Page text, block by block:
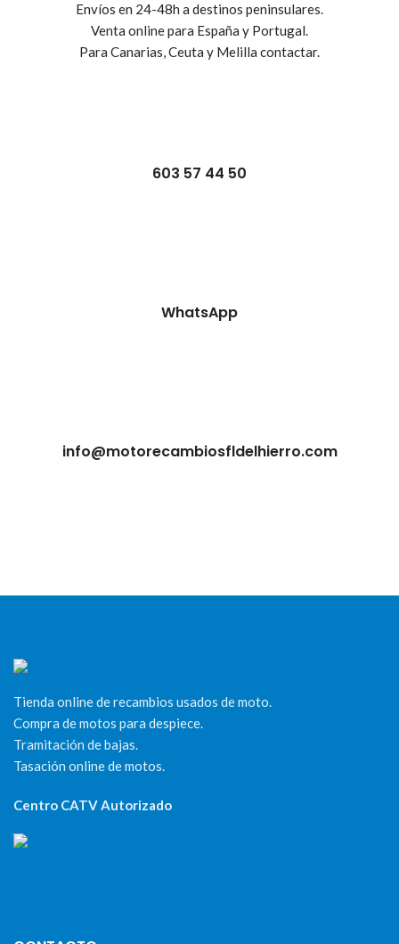
Envíos en 24-48h a destinos peninsulares.
Venta online para España y Portugal.
Para Canarias, Ceuta y Melilla contactar.
603 57 44 50
WhatsApp
info@motorecambiosfldelhierro.com
Tienda online de recambios usados de moto.
Compra de motos para despiece.
Tramitación de bajas.
Tasación online de motos.
Centro CATV Autorizado